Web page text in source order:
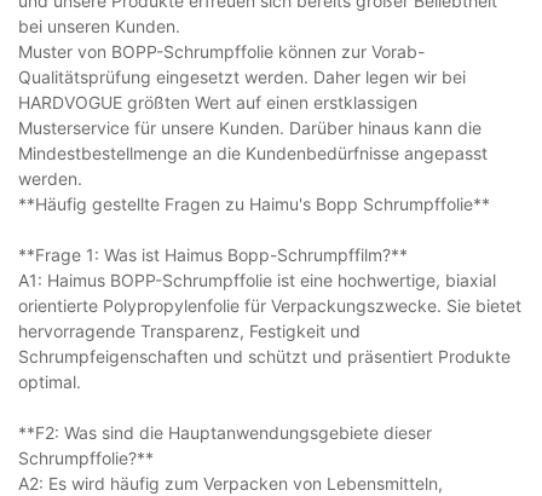
bei unseren Kunden.
Muster von BOPP-Schrumpffolie können zur Vorab-
Qualitätsprüfung eingesetzt werden. Daher legen wir bei
HARDVOGUE größten Wert auf einen erstklassigen
Musterservice für unsere Kunden. Darüber hinaus kann die
Mindestbestellmenge an die Kundenbedürfnisse angepasst
werden.
**Häufig gestellte Fragen zu Haimu's Bopp Schrumpffolie**
**Frage 1: Was ist Haimus Bopp-Schrumpffilm?**
A1: Haimus BOPP-Schrumpffolie ist eine hochwertige, biaxial
orientierte Polypropylenfolie für Verpackungszwecke. Sie bietet
hervorragende Transparenz, Festigkeit und
Schrumpfeigenschaften und schützt und präsentiert Produkte
optimal.
**F2: Was sind die Hauptanwendungsgebiete dieser
Schrumpffolie?**
A2: Es wird häufig zum Verpacken von Lebensmitteln,